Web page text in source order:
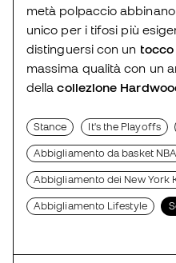
metà polpaccio
unico per i tifosi più
distinguersi con un
massima qualità con un
dellacollezione
Stance It's the Playoffs
Abbigliamento da basket NBA
Abbigliamento dei New York
Abbigliamento Lifestyle